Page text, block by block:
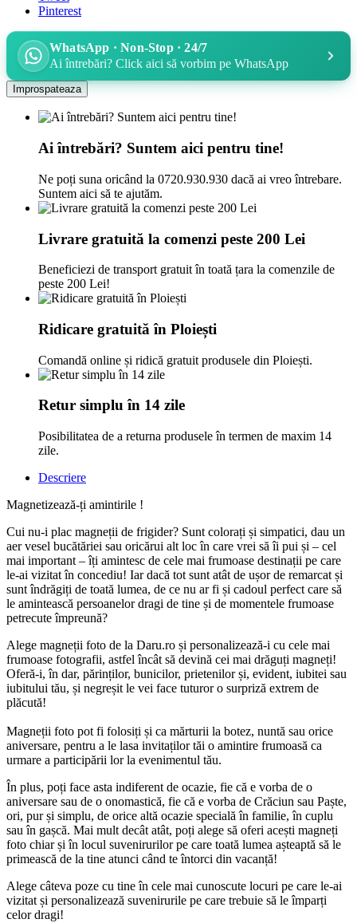
Pinterest
WhatsApp · Non-Stop · 24/7
Ai întrebări? Click aici să vorbim pe WhatsApp
Ai întrebări? Suntem aici pentru tine!
Ne poți suna oricând la 0720.930.930 dacă ai vreo întrebare.
Suntem aici să te ajutăm.
Livrare gratuită la comenzi peste 200 Lei
Beneficiezi de transport gratuit în toată țara la comenzile de
peste 200 Lei!
Ridicare gratuită în Ploiești
Comandă online și ridică gratuit produsele din Ploiești.
Retur simplu în 14 zile
Posibilitatea de a returna produsele în termen de maxim 14
zile.
Descriere
Magnetizează-ți amintirile !
Cui nu-i plac magneții de frigider? Sunt colorați și simpatici, dau un
aer vesel bucătăriei sau oricărui alt loc în care vrei să îi pui și – cel
mai important – îți amintesc de cele mai frumoase destinații pe care
le-ai vizitat în concediu! Iar dacă tot sunt atât de ușor de remarcat și
sunt îndrăgiți de toată lumea, de ce nu ar fi și cadoul perfect care să
le amintească persoanelor dragi de tine și de momentele frumoase
petrecute împreună?
Alege magneții foto de la Daru.ro și personalizează-i cu cele mai
frumoase fotografii, astfel încât să devină cei mai drăguți magneți!
Oferă-i, în dar, părinților, bunicilor, prietenilor și, evident, iubitei sau
iubitului tău, și negreșit le vei face tuturor o surpriză extrem de
plăcută!
Magneții foto pot fi folosiți și ca mărturii la botez, nuntă sau orice
aniversare, pentru a le lasa invitaților tăi o amintire frumoasă ca
urmare a participării lor la evenimentul tău.
În plus, poți face asta indiferent de ocazie, fie că e vorba de o
aniversare sau de o onomastică, fie că e vorba de Crăciun sau Paște,
ori, pur și simplu, de orice altă ocazie specială în familie, în cuplu
sau în gașcă. Mai mult decât atât, poți alege să oferi acești magneți
foto chiar și în locul suvenirurilor pe care toată lumea așteaptă să le
primească de la tine atunci când te întorci din vacanță!
Alege câteva poze cu tine în cele mai cunoscute locuri pe care le-ai
vizitat și personalizează suvenirurile pe care trebuie să le împarți
celor dragi!